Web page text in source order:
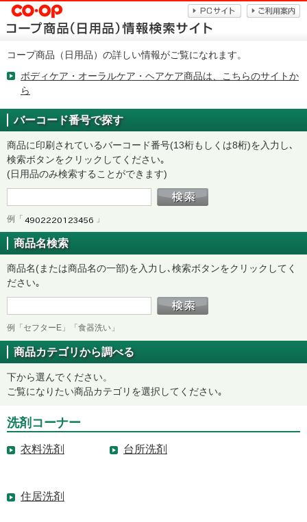
コープ商品（日用品）の詳しい情報がご覧になれます。
ボディケア・オーラルケア・ヘアケア商品は、こちらのサイトか
ら
バーコード番号で探す
商品に印刷されているバーコード番号(13桁もしくは8桁)を入力し､
検索ボタンをクリックしてください｡
(日用品のみ検索することができます)
例「 」
商品名検索
商品名(または商品名の一部)を入力し､検索ボタンをクリックしてく
ださい｡
例「セフターE」「食器洗い」
商品カテゴリから調べる
下から選んでください。
ご覧になりたい商品カテゴリを選択してください｡
洗剤コーナー
衣料洗剤 台所洗剤
住居洗剤